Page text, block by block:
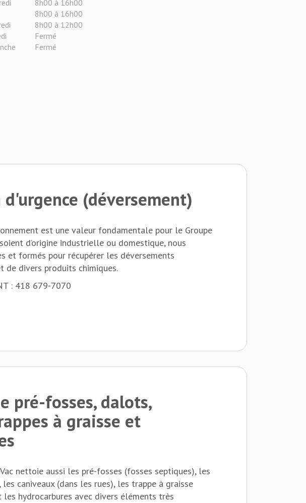
8h00 à 16h00
8h00 à 16h00
8h00 à 12h00
Fermé
Fermé
(déversement)
est une valeur fondamentale pour le Groupe
d’origine industrielle ou domestique, nous
et formés pour récupérer les déversements
de divers produits chimiques.
: 418 679-7070
pré-fosses, dalots,
à graisse et
nettoie aussi les pré-fosses (fosses septiques), les
caniveaux (dans les rues), les trappe à graisse
hydrocarbures avec divers éléments très